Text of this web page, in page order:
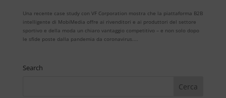
Una recente case study con VF Corporation mostra che la piattaforma B2B
intelligente di MobiMedia offre ai rivenditori e ai produttori del settore
sportivo e della moda un chiaro vantaggio competitivo – e non solo dopo
le sfide poste dalla pandemia da coronavirus....
Search